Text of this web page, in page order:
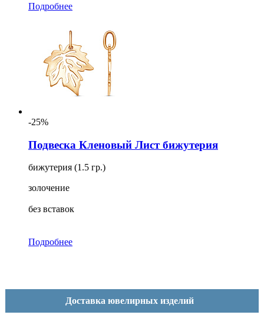
Подробнее
-25%
Подвеска Кленовый Лист бижутерия
бижутерия (1.5 гр.)
золочение
без вставок
Подробнее
Доставка ювелирных изделий